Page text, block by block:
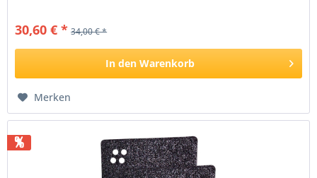
30,60 € * 34,00 € *
In den Warenkorb
Merken
%